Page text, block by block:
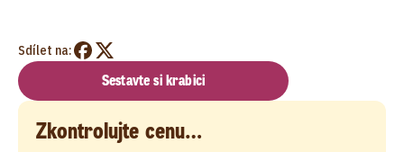
Sdílet na:
Sestavte si krabici
Zkontrolujte cenu…